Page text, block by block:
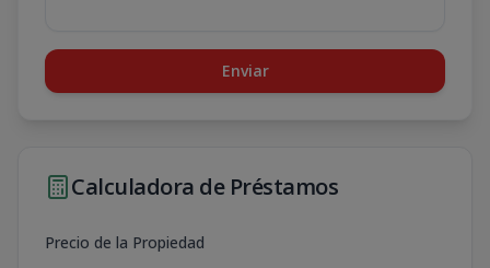
Enviar
Calculadora de Préstamos
Precio de la Propiedad